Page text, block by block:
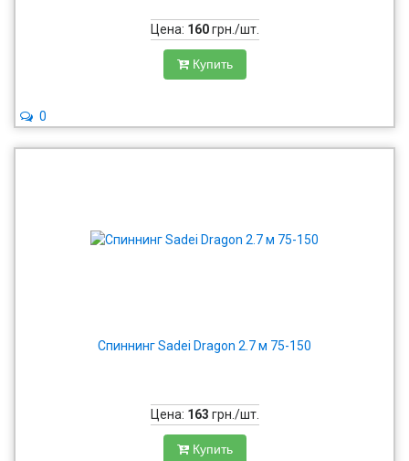
Цена: 160грн./шт.
Купить
0
Спиннинг Sadei Dragon 2.7 м 75-150
Цена: 163 грн./шт.
Купить